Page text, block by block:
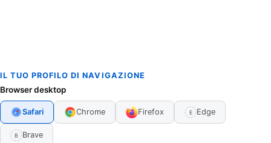
IL TUO PROFILO DI NAVIGAZIONE
Browser desktop
Safari Chrome Firefox E Edge
B Brave